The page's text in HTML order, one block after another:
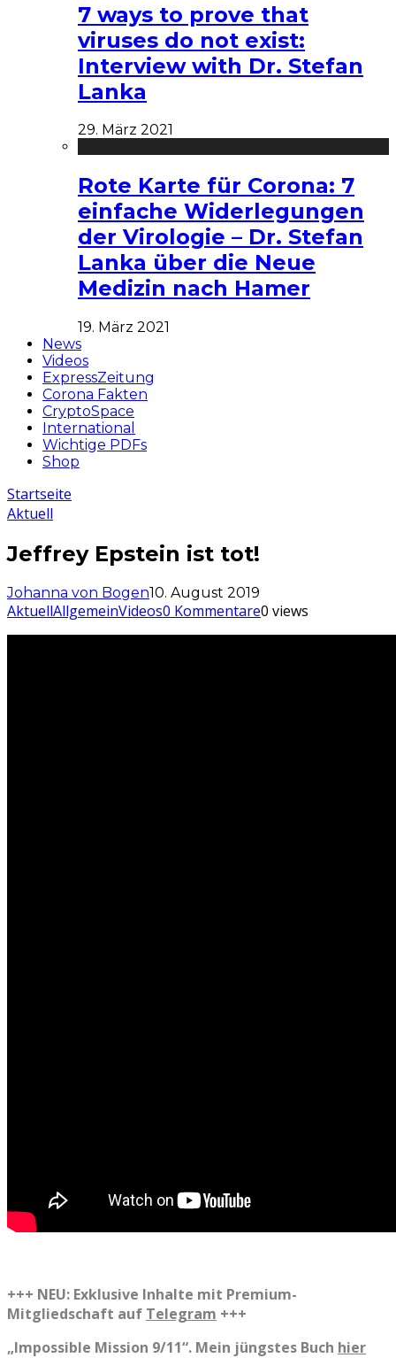
7 ways to prove that
viruses do not exist:
Interview with Dr. Stefan
Lanka
29. März 2021
Rote Karte für Corona: 7
einfache Widerlegungen
der Virologie – Dr. Stefan
Lanka über die Neue
Medizin nach Hamer
19. März 2021
News
Videos
ExpressZeitung
Corona Fakten
CryptoSpace
International
Wichtige PDFs
Shop
Startseite
Aktuell
Jeffrey Epstein ist tot!
Johanna von Bogen10. August 2019
AktuellAllgemeinVideos0 Kommentare0 views
+++ NEU: Exklusive Inhalte mit Premium-
Mitgliedschaft auf Telegram +++
„Impossible Mission 9/11“. Mein jüngstes Buch hier